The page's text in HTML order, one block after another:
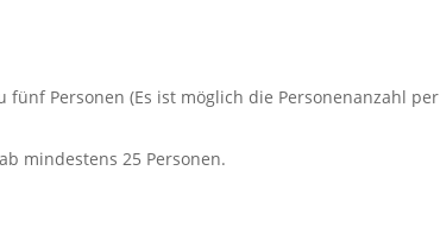
fünf Personen (Es ist möglich die Personenanzahl per
mindestens 25 Personen.